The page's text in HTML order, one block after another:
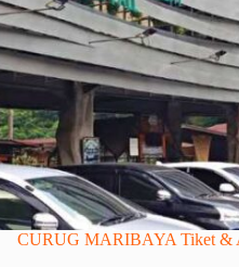
CURUG MARIBAYA Tiket &